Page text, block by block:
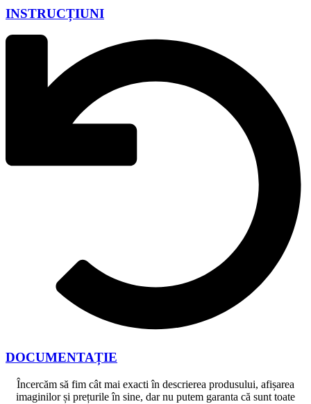
INSTRUCȚIUNI
DOCUMENTAȚIE
Încercăm să fim cât mai exacti în descrierea produsului, afișarea
imaginilor și prețurile în sine, dar nu putem garanta că sunt toate